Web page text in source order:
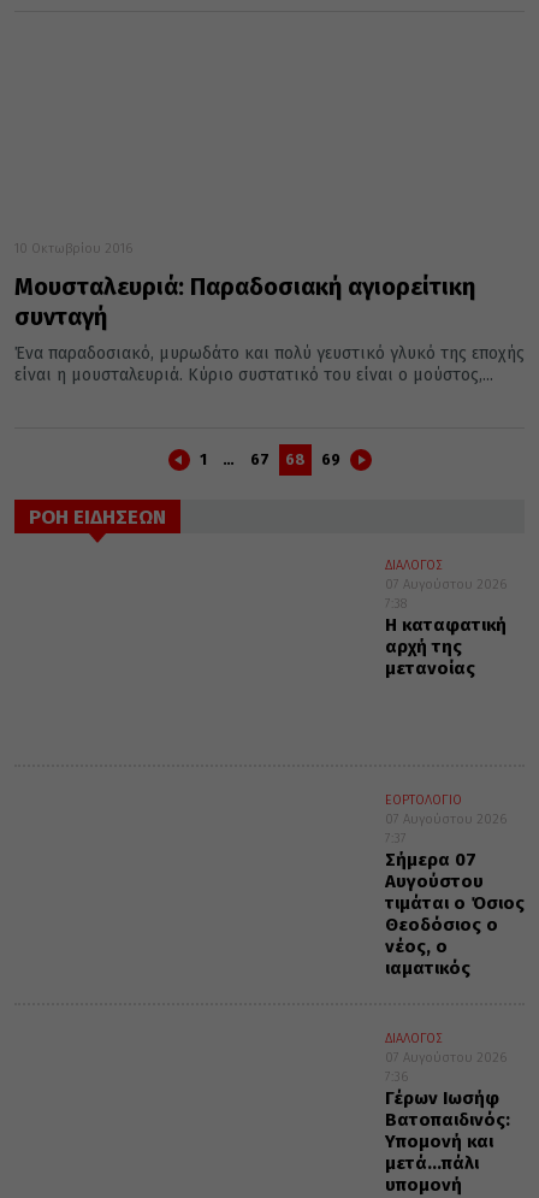
10 Οκτωβρίου 2016
Μουσταλευριά: Παραδοσιακή αγιορείτικη
συνταγή
Ένα παραδοσιακό, μυρωδάτο και πολύ γευστικό γλυκό της εποχής
είναι η μουσταλευριά. Κύριο συστατικό του είναι ο μούστος,...
1 … 67 68 69
ΡΟΗ ΕΙΔΗΣΕΩΝ
ΔΙΑΛΟΓΟΣ
07 Αυγούστου 2026
7:38
Η καταφατική
αρχή της
μετανοίας
ΕΟΡΤΟΛΟΓΙΟ
07 Αυγούστου 2026
7:37
Σήμερα 07
Αυγούστου
τιμάται ο Όσιος
Θεοδόσιος ο
νέος, ο
ιαματικός
ΔΙΑΛΟΓΟΣ
07 Αυγούστου 2026
7:36
Γέρων Ιωσήφ
Βατοπαιδινός:
Υπομονή και
μετά…πάλι
υπομονή